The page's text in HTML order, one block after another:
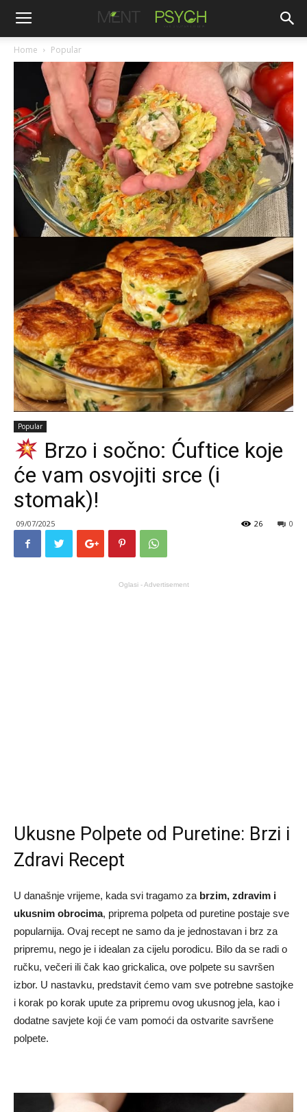
Home Popular
Popular
Brzo i sočno: Ćuftice koje
će vam osvojiti srce (i
stomak)!
09/07/2025 0
26
Oglasi - Advertisement
Ukusne Polpete od Puretine: Brzi i
Zdravi Recept
U današnje vrijeme, kada svi tragamo za brzim, zdravim i
ukusnim obrocima, priprema polpeta od puretine postaje sve
popularnija. Ovaj recept ne samo da je jednostavan i brz za
pripremu, nego je i idealan za cijelu porodicu. Bilo da se radi o
ručku, večeri ili čak kao grickalica, ove polpete su savršen
izbor. U nastavku, predstavit ćemo vam sve potrebne sastojke
i korak po korak upute za pripremu ovog ukusnog jela, kao i
dodatne savjete koji će vam pomoći da ostvarite savršene
polpete.